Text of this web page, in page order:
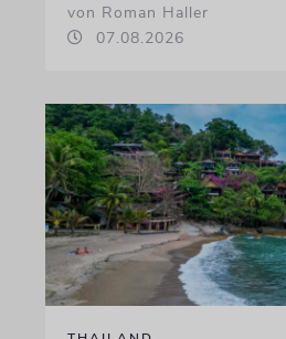
von Roman Haller
07.08.2026